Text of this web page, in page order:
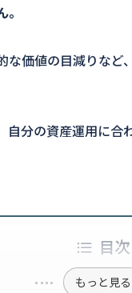
価値の目減りな
分の資産運用に合
目次
もっと見る